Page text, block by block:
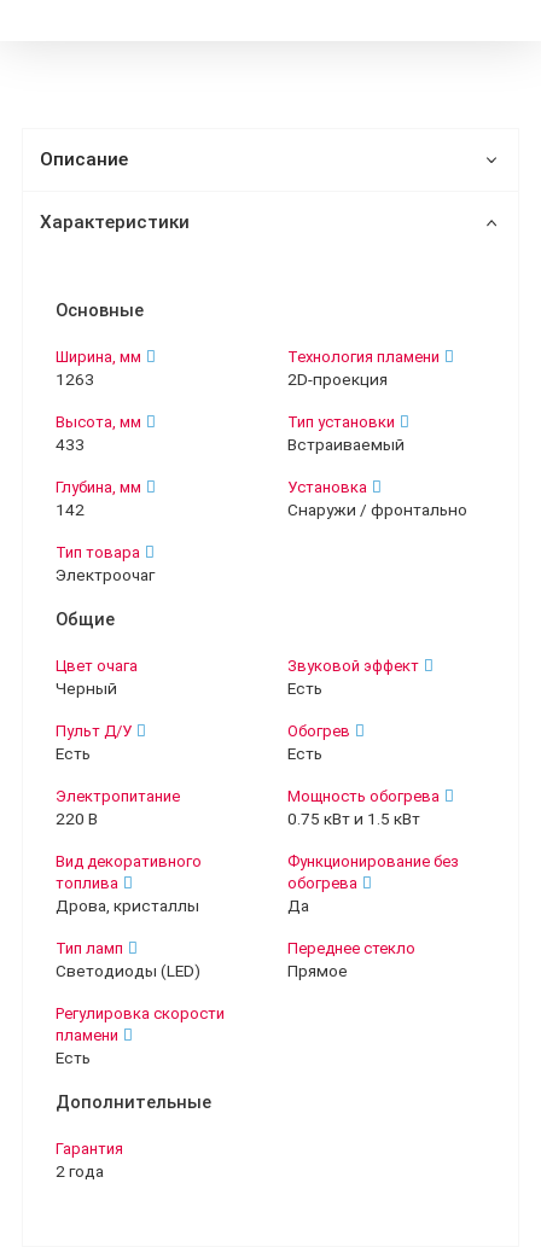
Описание
Характеристики
Основные
Ширина, мм
1263
Высота, мм
433
Глубина, мм
142
Тип товара
Электроочаг
Технология пламени
2D-проекция
Тип установки
Встраиваемый
Установка
Снаружи / фронтально
Общие
Цвет очага
Черный
Пульт Д/У
Есть
Электропитание
220 В
Вид декоративного
топлива
Дрова, кристаллы
Тип ламп
Светодиоды (LED)
Регулировка скорости
пламени
Есть
Звуковой эффект
Есть
Обогрев
Есть
Мощность обогрева
0.75 кВт и 1.5 кВт
Функционирование без
обогрева
Да
Переднее стекло
Прямое
Дополнительные
Гарантия
2 года